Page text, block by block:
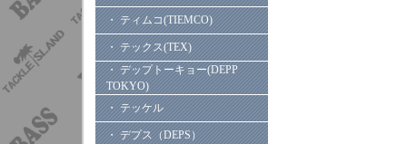
・ ティムコ(TIEMCO)
・ テックス(TEX)
・ デップトーキョー(DEPP
TOKYO)
・ テッケル
・ デプス（DEPS）